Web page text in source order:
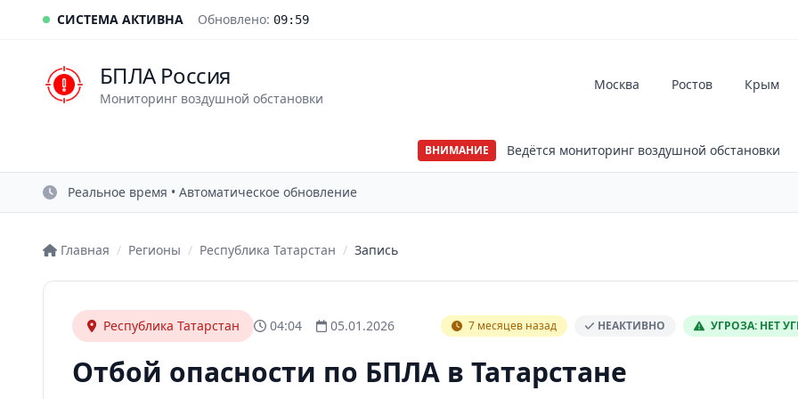
СИСТЕМА АКТИВНА Обновлено: 09:59
БПЛА Россия
Мониторинг воздушной обстановки
Москва Ростов Крым
ВНИМАНИЕ Ведётся мониторинг воздушной обстановки
Реальное время • Автоматическое обновление
Главная / Регионы / Республика Татарстан / Запись
Республика Татарстан 04:04 05.01.2026 7 месяцев назад НЕАКТИВНО УГРОЗА: НЕТ
Отбой опасности по БПЛА в Татарстане